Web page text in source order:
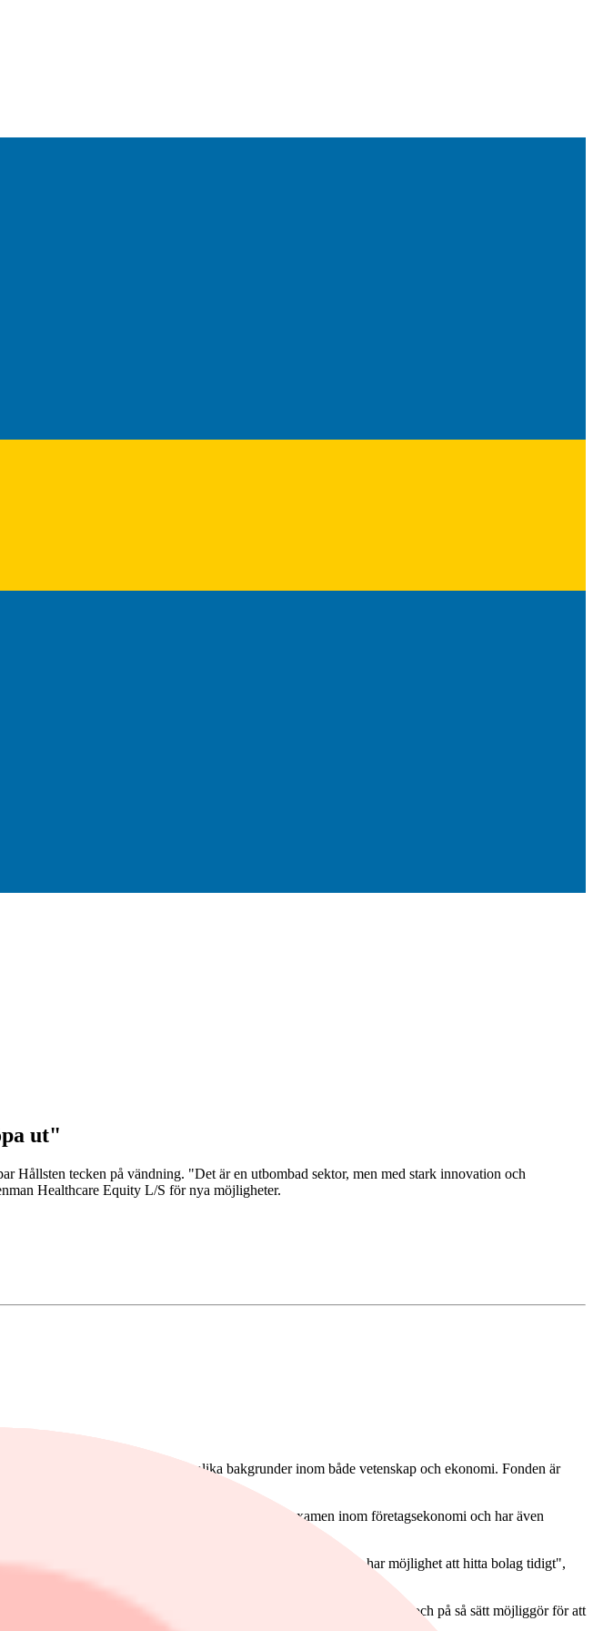
ut"
Hållsten tecken på vändning. "Det är en utbombad sektor, men med stark innovation och
Healthcare Equity L/S för nya möjligheter.
. Förvaltarna har olika bakgrunder inom både vetenskap och ekonomi. Fonden är
för en specifik del.
av medicinteknikbolag. Han har en kandidatexamen inom företagsekonomi och har även
vilket möjliggör att vi går brett och djupt inom sektorn och har möjlighet att hitta bolag tidigt",
De hjälper oss att identifiera risker och ställa rätt frågor till bolagen, och på så sätt möjliggör för att